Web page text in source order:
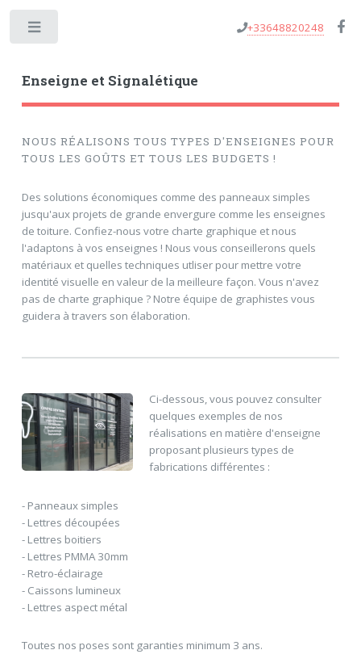
Enseigne et Signalétique
+33648820248
NOUS RÉALISONS TOUS TYPES D'ENSEIGNES POUR
TOUS LES GOÛTS ET TOUS LES BUDGETS !
Des solutions économiques comme des panneaux simples
jusqu'aux projets de grande envergure comme les enseignes
de toiture. Confiez-nous votre charte graphique et nous
l'adaptons à vos enseignes ! Nous vous conseillerons quels
matériaux et quelles techniques utliser pour mettre votre
identité visuelle en valeur de la meilleure façon. Vous n'avez
pas de charte graphique ? Notre équipe de graphistes vous
guidera à travers son élaboration.
Ci-dessous, vous pouvez consulter
quelques exemples de nos
réalisations en matière d'enseigne
proposant plusieurs types de
fabrications différentes :
- Panneaux simples
- Lettres découpées
- Lettres boitiers
- Lettres PMMA 30mm
- Retro-éclairage
- Caissons lumineux
- Lettres aspect métal
Toutes nos poses sont garanties minimum 3 ans.